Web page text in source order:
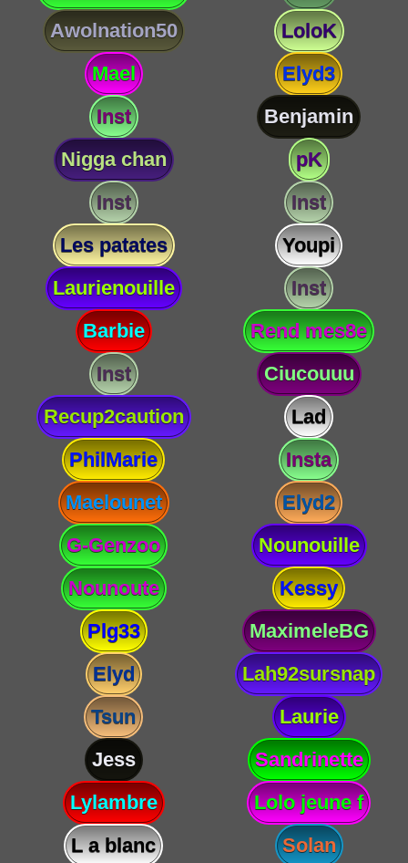
Awolnation50
LoloK
Mael
Elyd3
Inst
Benjamin
Nigga chan
pK
Inst
Inst
Les patates
Youpi
Laurienouille
Inst
Barbie
Rend mes8e
Inst
Ciucouuu
Recup2caution
Lad
PhilMarie
Insta
Maelounet
Elyd2
G-Genzoo
Nounouille
Nounoute
Kessy
Plg33
MaximeleBG
Elyd
Lah92sursnap
Tsun
Laurie
Jess
Sandrinette
Lylambre
Lolo jeune f
L a blanc
Solan